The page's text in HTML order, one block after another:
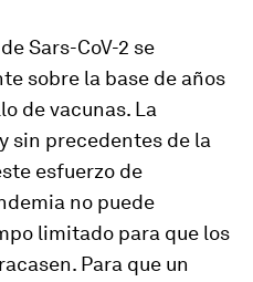
Sars-CoV-2 se
sobre la base de años
de vacunas. La
sin precedentes de la
esfuerzo de
no puede
limitado para que los
Para que un